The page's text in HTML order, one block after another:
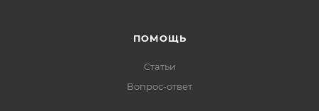
ПОМОЩЬ
Статьи
Вопрос-ответ